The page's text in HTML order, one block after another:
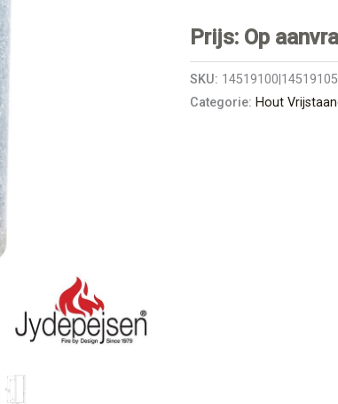
Prijs: Op
SKU:
Categorie: Hout